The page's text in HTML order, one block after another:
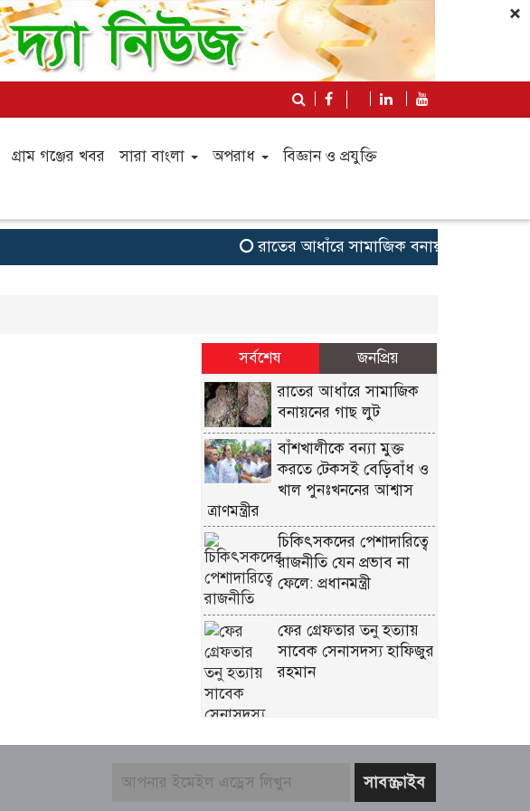
×
গ্রাম গঞ্জের খবর সারা বাংলা অপরাধ
বিজ্ঞান ও প্রযুক্তি
রাতের আধাঁরে সামাজিক বনায়নের গাছ লুট
সর্বশেষ
জনপ্রিয়
রাতের আধাঁরে সামাজিক
বনায়নের গাছ লুট
বাঁশখালীকে বন্যা মুক্ত
করতে টেকসই বেড়িবাঁধ ও
খাল পুনঃখননের আশ্বাস
ত্রাণমন্ত্রীর
চিকিৎসকদের পেশাদারিত্বে
রাজনীতি যেন প্রভাব না
ফেলে: প্রধানমন্ত্রী
ফের গ্রেফতার তনু হত্যায়
সাবেক সেনাসদস্য হাফিজুর
রহমান
বাজার সিন্ডিকেট ও